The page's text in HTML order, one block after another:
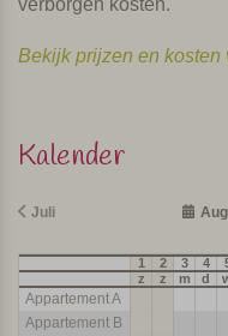
Bekijk prijzen en kosten
Kalender
Juli
1 2 3 4
z
z m d
Appartement A
Appartement B